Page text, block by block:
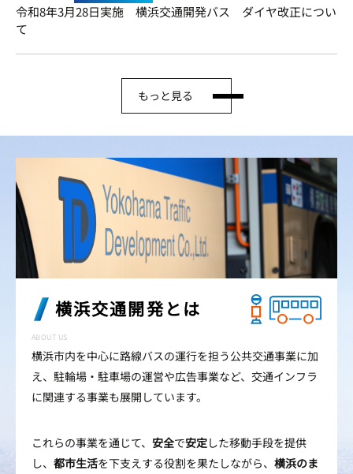
令和8年3月28日実施 横浜交通開発バス ダイヤ改正につい
て
もっと見る
横浜交通開発とは
ABOUT US
横浜市内を中心に路線バスの運行を担う公共交通事業に加
え、駐輪場・駐車場の運営や広告事業など、交通インフラ
に関連する事業も展開しています。
これらの事業を通じて、 安全で安定した移動手段を提供
し、 都市生活を下支えする役割を果たしながら、 横浜のま